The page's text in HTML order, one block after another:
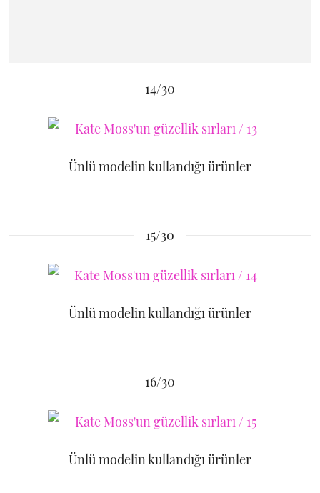
14/30
Ünlü modelin kullandığı ürünler
15/30
Ünlü modelin kullandığı ürünler
16/30
Ünlü modelin kullandığı ürünler